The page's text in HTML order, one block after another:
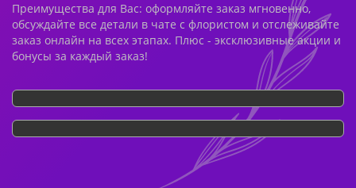
Преимущества для Вас: оформляйте заказ мгновенно,
обсуждайте все детали в чате с флористом и отслеживайте
заказ онлайн на всех этапах. Плюс - эксклюзивные акции и
бонусы за каждый заказ!